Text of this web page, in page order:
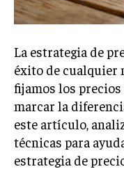
La estrategia de
éxito de cualquier
fijamos los
marcar la
este artículo,
técnicas para
estrategia de